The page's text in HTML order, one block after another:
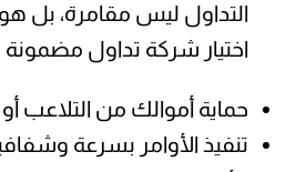
التداول ليس مقامرة، بل
اختيار شركة تداول
حماية أموالك من التلاعب
تنفيذ الأوامر بسرعة